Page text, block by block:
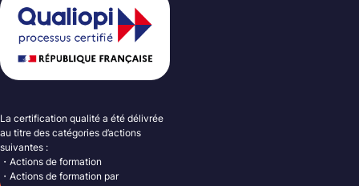
La certification qualité a été délivrée
au titre des catégories d’actions
suivantes :
・Actions de formation
・Actions de formation par